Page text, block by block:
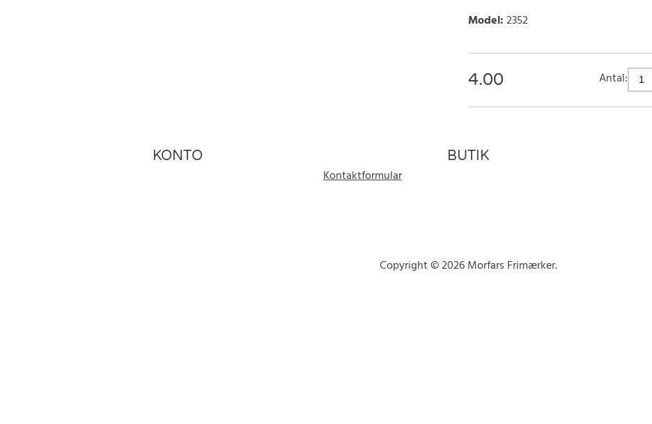
Model:2352
4.00 Antal:
KONTO BUTIK
Kontaktformular
Copyright © 2026 Morfars Frimærker.